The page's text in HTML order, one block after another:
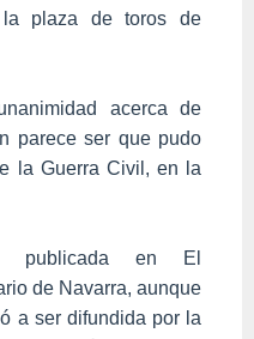
plaza de toros de
acerca de
parece ser que pudo
la Guerra Civil, en la
publicada en El
de Navarra, aunque
a ser difundida por la